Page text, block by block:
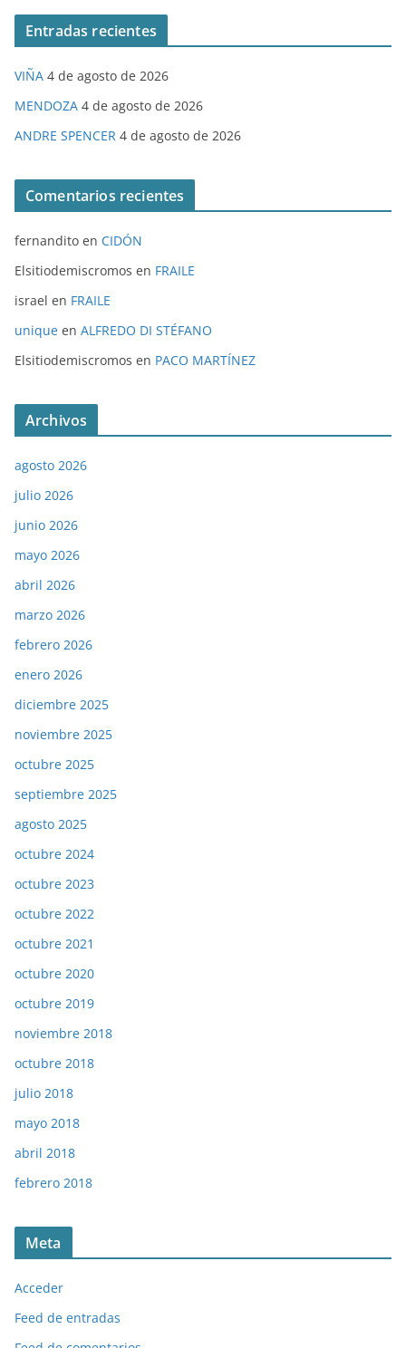
Entradas recientes
VIÑA 4 de agosto de 2026
MENDOZA 4 de agosto de 2026
ANDRE SPENCER 4 de agosto de 2026
Comentarios recientes
fernandito en CIDÓN
Elsitiodemiscromos en FRAILE
israel en FRAILE
unique en ALFREDO DI STÉFANO
Elsitiodemiscromos en PACO MARTÍNEZ
Archivos
agosto 2026
julio 2026
junio 2026
mayo 2026
abril 2026
marzo 2026
febrero 2026
enero 2026
diciembre 2025
noviembre 2025
octubre 2025
septiembre 2025
agosto 2025
octubre 2024
octubre 2023
octubre 2022
octubre 2021
octubre 2020
octubre 2019
noviembre 2018
octubre 2018
julio 2018
mayo 2018
abril 2018
febrero 2018
Meta
Acceder
Feed de entradas